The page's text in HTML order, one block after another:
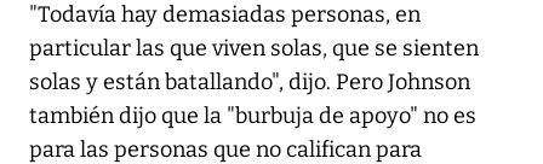
"Todavía hay demasiadas personas, en
particular las que viven solas, que se sienten
solas y están batallando", dijo. Pero Johnson
también dijo que la "burbuja de apoyo" no es
para las personas que no califican para